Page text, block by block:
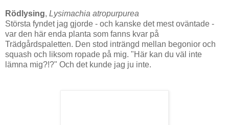
Rödlysing, Lysimachia atropurpurea
Största fyndet jag gjorde - och kanske det mest oväntade -
var den här enda planta som fanns kvar på
Trädgårdspaletten. Den stod inträngd mellan begonior och
squash och liksom ropade på mig. "Här kan du väl inte
lämna mig?!?" Och det kunde jag ju inte.